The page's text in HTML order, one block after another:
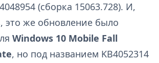
(сборка 15063.728). И,
это же обновление было
Windows 10 Mobile Fall
, но под названием KB4052314